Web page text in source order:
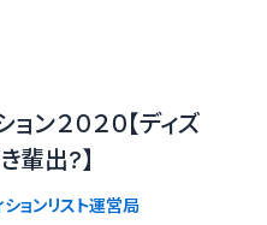
ン２０２０【ディズ
輩出?】
ションリスト運営局